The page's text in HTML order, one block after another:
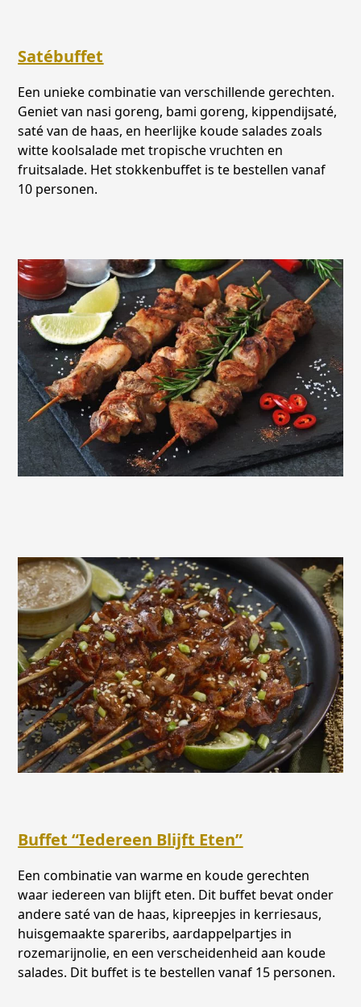
Satébuffet
Een unieke combinatie van verschillende gerechten.
Geniet van nasi goreng, bami goreng, kippendijsaté,
saté van de haas, en heerlijke koude salades zoals
witte koolsalade met tropische vruchten en
fruitsalade. Het stokkenbuffet is te bestellen vanaf
10 personen.
Buffet “Iedereen Blijft Eten”
Een combinatie van warme en koude gerechten
waar iedereen van blijft eten. Dit buffet bevat onder
andere saté van de haas, kipreepjes in kerriesaus,
huisgemaakte spareribs, aardappelpartjes in
rozemarijnolie, en een verscheidenheid aan koude
salades. Dit buffet is te bestellen vanaf 15 personen.